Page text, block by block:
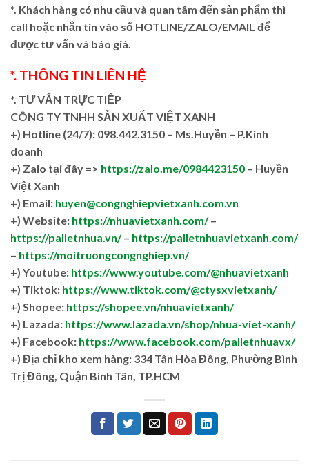
*. Khách hàng có nhu cầu và quan tâm đến sản phẩm thì
call hoặc nhắn tin vào số HOTLINE/ZALO/EMAIL để
được tư vấn và báo giá.
*. THÔNG TIN LIÊN HỆ
*. TƯ VẤN TRỰC TIẾP
CÔNG TY TNHH SẢN XUẤT VIỆT XANH
+) Hotline (24/7): 098.442.3150 – Ms.Huyền – P.Kinh
doanh
+) Zalo tại đây => https://zalo.me/0984423150 – Huyền
Việt Xanh
+) Email: huyen@congnghiepvietxanh.com.vn
+) Website: https://nhuavietxanh.com/–
https://palletnhua.vn/– https://palletnhuavietxanh.com/
– https://moitruongcongnghiep.vn/
+) Youtube: https://www.youtube.com/@nhuavietxanh
+) Tiktok: https://www.tiktok.com/@ctysxvietxanh/
+) Shopee: https://shopee.vn/nhuavietxanh/
+) Lazada: https://www.lazada.vn/shop/nhua-viet-xanh/
+) Facebook: https://www.facebook.com/palletnhuavx/
+) Địa chỉ kho xem hàng: 334 Tân Hòa Đông, Phường Bình
Trị Đông, Quận Bình Tân, TP.HCM